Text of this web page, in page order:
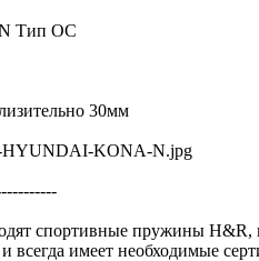
N Тип ОС
30мм
спортивные пружины
имеет необходимые